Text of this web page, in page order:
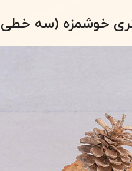
هنری خوشمزه (سه